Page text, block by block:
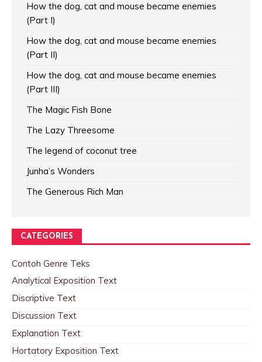
How the dog, cat and mouse became enemies
(Part I)
How the dog, cat and mouse became enemies
(Part II)
How the dog, cat and mouse became enemies
(Part III)
The Magic Fish Bone
The Lazy Threesome
The legend of coconut tree
Junha’s Wonders
The Generous Rich Man
CATEGORIES
Contoh Genre Teks
Analytical Exposition Text
Discriptive Text
Discussion Text
Explanation Text
Hortatory Exposition Text